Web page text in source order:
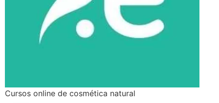
Cursos online de cosmética natural